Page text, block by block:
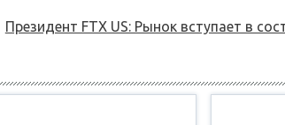
Президент FTX US: Рынок вступает в